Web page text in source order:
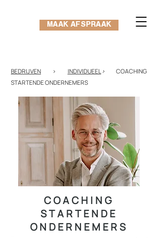
MAAK AFSPRAAK
BEDRIJVEN > INDIVIDUEEL>COACHING
STARTENDE ONDERNEMERS
COACHING
STARTENDE
ONDERNEMERS